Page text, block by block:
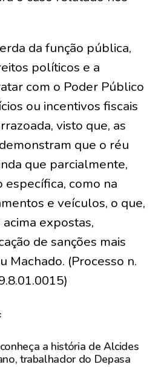
da função pública,
políticos e a
com o Poder Público
ou incentivos fiscais
visto que, as
que o réu
que parcialmente,
específica, como na
e veículos, o que,
expostas,
de sanções mais
Machado. (Processo n.
a história de Alcides
trabalhador do Depasa